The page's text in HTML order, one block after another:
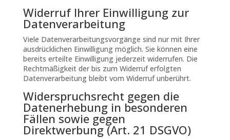
Widerruf Ihrer Einwilligung zur
Datenverarbeitung
Viele Datenverarbeitungsvorgänge sind nur mit Ihrer
ausdrücklichen Einwilligung möglich. Sie können eine
bereits erteilte Einwilligung jederzeit widerrufen. Die
Rechtmäßigkeit der bis zum Widerruf erfolgten
Datenverarbeitung bleibt vom Widerruf unberührt.
Widerspruchsrecht gegen die
Datenerhebung in besonderen
Fällen sowie gegen
Direktwerbung (Art. 21 DSGVO)